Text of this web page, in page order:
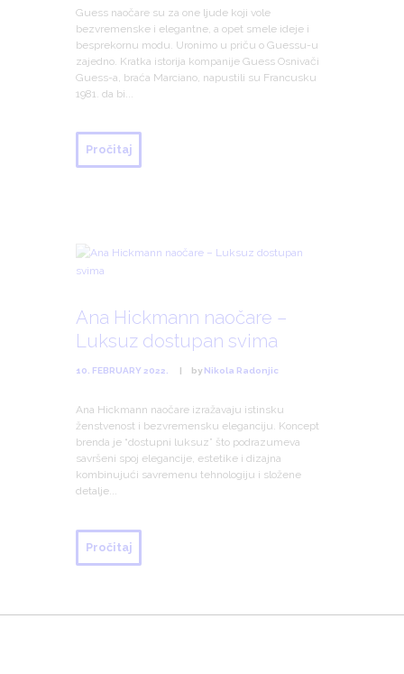
Guess naočare su za one ljude koji vole
bezvremenske i elegantne, a opet smele ideje i
besprekornu modu. Uronimo u priču o Guessu-u
zajedno. Kratka istorija kompanije Guess Osnivači
Guess-a, braća Marciano, napustili su Francusku
1981. da bi...
Pročitaj
Ana Hickmann naočare –
Luksuz dostupan svima
10. FEBRUARY 2022. by Nikola Radonjic
Ana Hickmann naočare izražavaju istinsku
ženstvenost i bezvremensku eleganciju. Koncept
brenda je “dostupni luksuz” što podrazumeva
savršeni spoj elegancije, estetike i dizajna
kombinujući savremenu tehnologiju i složene
detalje...
Pročitaj